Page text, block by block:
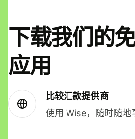
下载我们的
应用
比较汇款提供商
使用 Wise，随时随地